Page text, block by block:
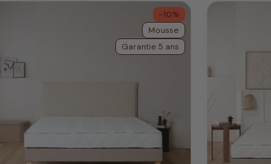
-10%
Mousse
Garantie 5 ans